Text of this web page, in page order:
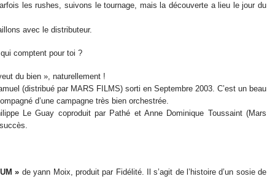
les rushes, suivons le tournage, mais la découverte a lieu le jour du
avec le distributeur.
comptent pour toi ?
du bien », naturellement !
(distribué par MARS FILMS) sorti en Septembre 2003. C’est un beau
d’une campagne très bien orchestrée.
Le Guay coproduit par Pathé et Anne Dominique Toussaint (Mars
» de yann Moix, produit par Fidélité. Il s’agit de l’histoire d’un sosie de